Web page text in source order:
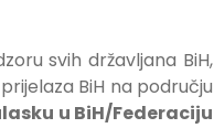
svih državljana BiH,
BiH na području
u BiH/Federaciju